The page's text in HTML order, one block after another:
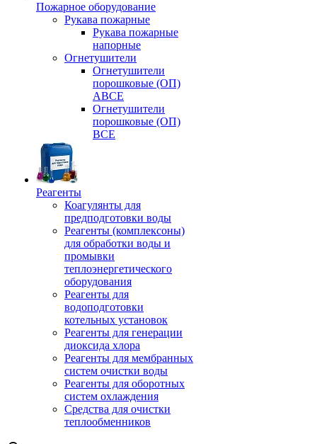
Пожарное оборудование
Рукава пожарные
Рукава пожарные
напорные
Огнетушители
Огнетушители
порошковые (ОП)
АВСЕ
Огнетушители
порошковые (ОП)
ВСЕ
Реагенты
Коагулянты для
предподготовки воды
Реагенты (комплексоны)
для обработки воды и
промывки
теплоэнергетического
оборудования
Реагенты для
водоподготовки
котельных установок
Реагенты для генерации
диоксида хлора
Реагенты для мембранных
систем очистки воды
Реагенты для оборотных
систем охлаждения
Средства для очистки
теплообменников